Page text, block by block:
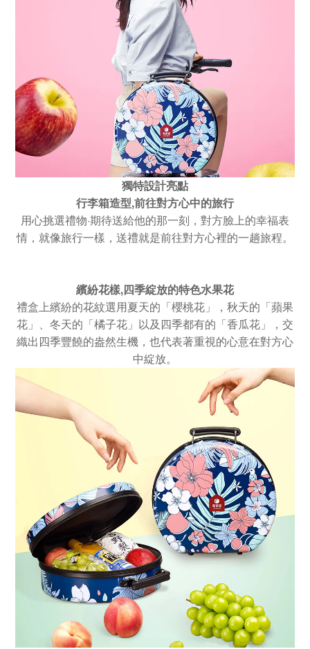
獨特設計亮點
行李箱造型,前往對方心中的旅行
用心挑選禮物·期待送給他的那一刻，對方臉上的幸福表
情，就像旅行一樣，送禮就是前往對方心裡的一趟旅程。
繽紛花樣,四季綻放的特色水果花
禮盒上繽紛的花紋選用夏天的「櫻桃花」，秋天的「蘋果
花」、冬天的「橘子花」以及四季都有的「香瓜花」，交
織出四季豐饒的盎然生機，也代表著重視的心意在對方心
中綻放。